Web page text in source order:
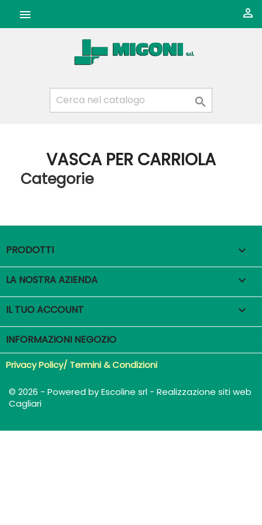
 

VASCA PER CARRIOLA
Categorie
PRODOTTI 
LA NOSTRA AZIENDA 
IL TUO ACCOUNT 
INFORMAZIONI NEGOZIO
Privacy Policy/ Termini & Condizioni
© 2026 - Powered by Escoline srl - Realizzazione siti web
Cagliari